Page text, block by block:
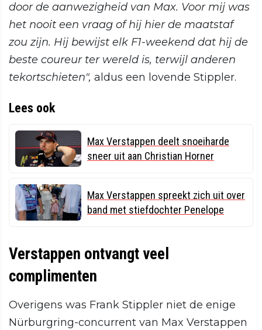
door de aanwezigheid van Max. Voor mij was
het nooit een vraag of hij hier de maatstaf
zou zijn. Hij bewijst elk F1-weekend dat hij de
beste coureur ter wereld is, terwijl anderen
tekortschieten", aldus een lovende Stippler.
Lees ook
Max Verstappen deelt snoeiharde
sneer uit aan Christian Horner
Max Verstappen spreekt zich uit over
band met stiefdochter Penelope
Verstappen ontvangt veel
complimenten
Overigens was Frank Stippler niet de enige
Nürburgring-concurrent van Max Verstappen